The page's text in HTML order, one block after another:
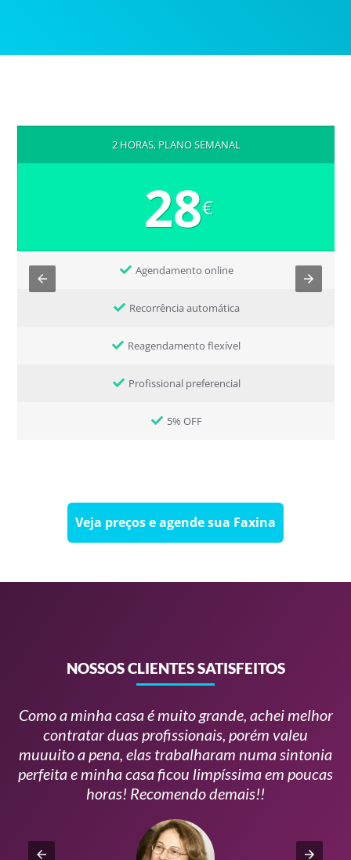
2 HORAS, PLANO SEMANAL
28€
Agendamento online
Recorrência automática
Reagendamento flexível
Profissional preferencial
5% OFF
Veja preços e agende sua Faxina
NOSSOS CLIENTES SATISFEITOS
Como a minha casa é muito grande, achei melhor
contratar duas profissionais, porém valeu
muuuito a pena, elas trabalharam numa sintonia
perfeita e minha casa ficou limpíssima em poucas
horas! Recomendo demais!!